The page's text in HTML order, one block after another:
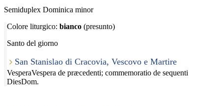
Semiduplex Dominica minor
Colore liturgico: bianco (presunto)
Santo del giorno
San Stanislao di Cracovia, Vescovo e Martire
VesperaVespera de præcedenti; commemoratio de sequenti
DiesDom.